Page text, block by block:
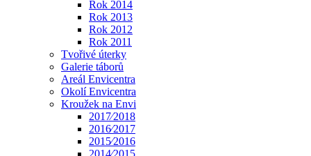
Rok 2014
Rok 2013
Rok 2012
Rok 2011
Tvořivé úterky
Galerie táborů
Areál Envicentra
Okolí Envicentra
Kroužek na Envi
2017⁄2018
2016⁄2017
2015⁄2016
2014⁄2015